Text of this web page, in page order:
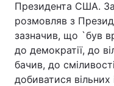
Президента США.
розмовляв з
зазначив, що `був
до демократії, до
бачив, до
добиватися вільних